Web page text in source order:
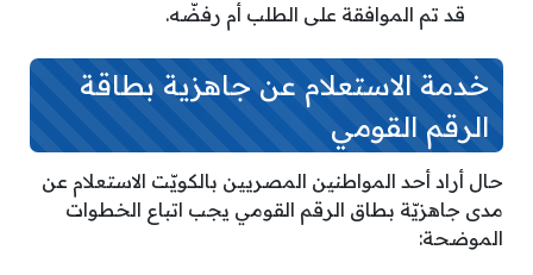
قد تم الموافقة على الطلب أم رفضّه.
خدمة الاستعلام عن جاهزية بطاقة
الرقم القومي
حال أراد أحد المواطنين المصريين بالكويّت الاستعلام عن
مدى جاهزيّة بطاق الرقم القومي يجب اتباع الخطوات
الموضحة: